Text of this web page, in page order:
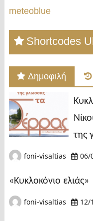
meteoblue
Shortcodes
Δημοφιλή
της
foni-visaltias 06/
«Κυκλοκόνιο ελιάς»
foni-visaltias 12/